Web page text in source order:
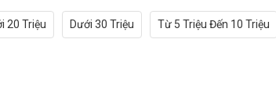
20 Triệu Dưới 30 Triệu Từ 5 Triệu Đến 10 Triệu